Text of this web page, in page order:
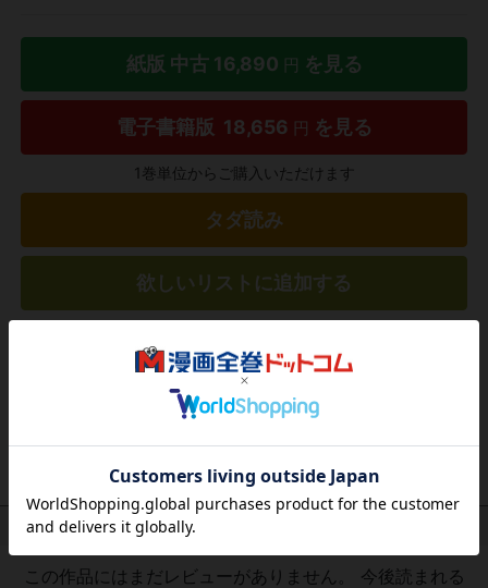
紙版 中古 16,890 円 を見る
電子書籍版 18,656 円 を見る
1巻単位からご購入いただけます
タダ読み
欲しいリストに追加する
作品レビュー （関連商品を含む）
この作品にはまだレビューがありません。 今後読まれる